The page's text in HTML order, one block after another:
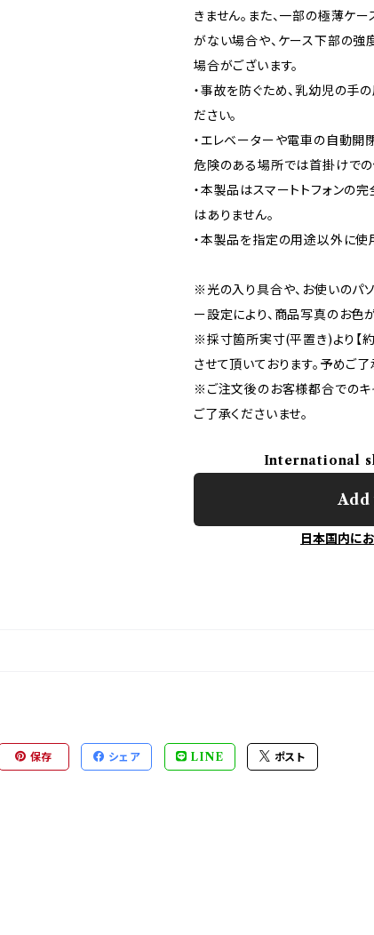
きません。また、一部の極薄ケ
がない場合や、ケース下部の
場合がございます。
・事故を防ぐため、乳幼児の手
ださい。
・エレベーターや電車の自動開
危険のある場所では首掛けでの
・本製品はスマートトフォンの
はありません。
・本製品を指定の用途以外に使
※光の入り具合や、お使いのパ
ー設定により、商品写真のお色
※採寸箇所実寸(平置き)より【
させて頂いております。予めご
※ご注文後のお客様都合でのキ
ご了承くださいませ。
International
Add
日本国内に
保存 シェア LINE ポスト